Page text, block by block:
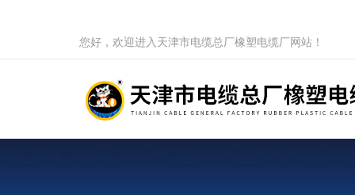
您好，欢迎进入天津市电缆总厂橡塑电缆厂网站！